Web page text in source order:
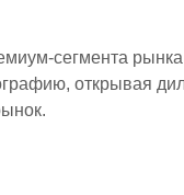
сегмента
открывая